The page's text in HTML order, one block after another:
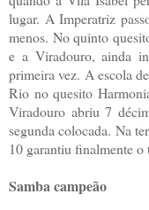
lugar. A Imperatriz
menos. No quinto
e a Viradouro, ainda
primeira vez. A escola
Rio no quesito
Viradouro abriu 7
segunda colocada. Na
10 garantiu finalmente o
Samba campeão